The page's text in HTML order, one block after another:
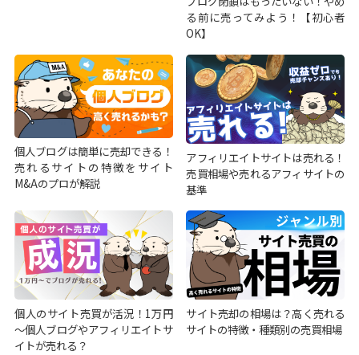
る前に売ってみよう！【初心者
OK】
個人ブログは簡単に売却できる！
売れるサイトの特徴をサイト
M&Aのプロが解説
アフィリエイトサイトは売れる！
売買相場や売れるアフィサイトの
基準
個人のサイト売買が活況！1万円
～個人ブログやアフィリエイトサ
イトが売れる？
サイト売却の相場は？高く売れる
サイトの特徴・種類別の売買相場